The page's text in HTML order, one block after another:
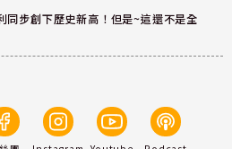
步創下歷史新高！但是~這還不是全